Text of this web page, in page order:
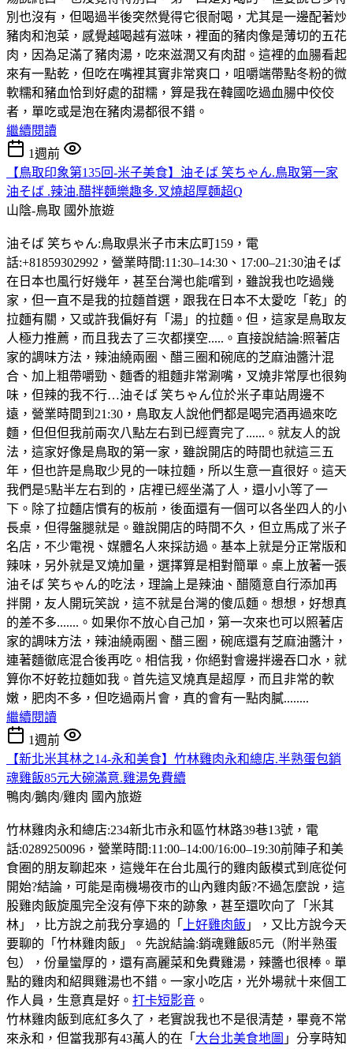
別也沒有，但喝過半後突然覺得它很耐喝，尤其是一邊配著炒
豬肉和泡菜，感覺越喝越有滋味，裡面的豬肉像是薄切的五花
肉，因為足滿了豬肉湯，吃來滋潤又有肉甜。這裡的血腸看起
來有一點乾，但吃在嘴裡其實非常爽口，咀嚼端帶點冬粉的微
軟糯和豬血恰到好處的甜糯，算是我在韓國吃過血腸中佼佼
者，單吃或是泡在豬肉湯都很不錯。
繼續閱讀
1週前
【鳥取印象第135回-米子美食】油そば 笑ちゃん.鳥取第一家
油そば .辣油.醋拌麵樂趣多.叉燒超厚麵超Q
山陰-鳥取 國外旅遊
油そば 笑ちゃん:鳥取県米子市末広町159，電
話:+81859302992，營業時間:11:30–14:30、17:00–21:30油そば
在日本也風行好幾年，甚至台灣也能嚐到，雖說我也吃過幾
家，但一直不是我的拉麵首選，跟我在日本不太愛吃「乾」的
拉麵有關，又或許我偏好有「湯」的拉麵。但，這家是鳥取友
人極力推薦，而且我去了三次都撲空.....。直接說結論:照著店
家的調味方法，辣油繞兩圈、醋三圈和碗底的芝麻油醬汁混
合、加上粗帶嚼勁、麵香的粗麵非常涮嘴，叉燒非常厚也很夠
味，但辣的我不行…油そば 笑ちゃん位於米子車站周邊不
遠，營業時間到21:30，鳥取友人說他們都是喝完酒再過來吃
麵，但但但我前兩次八點左右到已經賣完了......。就友人的說
法，這家好像是鳥取的第一家，雖說開店的時間也就這三五
年，但也許是鳥取少見的一味拉麵，所以生意一直很好。這天
我們是5點半左右到的，店裡已經坐滿了人，還小小等了一
下。除了拉麵店慣有的板前，後面還有一個可以各坐四人的小
長桌，但得盤腿就是。雖說開店的時間不久，但立馬成了米子
名店，不少電視、媒體名人來採訪過。基本上就是分正常版和
辣味，另外就是叉燒加量，選擇算是相對簡單。桌上放著一張
油そば 笑ちゃん的吃法，理論上是辣油、醋隨意自行添加再
拌開，友人開玩笑說，這不就是台灣的傻瓜麵。想想，好想真
的差不多.......。如果你不放心自己加，第一次來也可以照著店
家的調味方法，辣油繞兩圈、醋三圈，碗底還有芝麻油醬汁，
連著麵徹底混合後再吃。相信我，你絕對會邊拌邊吞口水，就
算你不好乾拉麵如我。首先這叉燒真是超厚，而且非常的軟
嫩，肥肉不多，但吃過兩片會，真的會有一點肉膩........
繼續閱讀
1週前
【新北米其林之14-永和美食】竹林雞肉永和總店.半熟蛋包銷
魂雞飯85元大碗滿意.雞湯免費續
鴨肉/鵝肉/雞肉 國內旅遊
竹林雞肉永和總店:234新北市永和區竹林路39巷13號，電
話:0289250096，營業時間:11:00–14:00/16:00–19:30前陣子和美
食圈的朋友聊起來，這幾年在台北風行的雞肉飯模式到底從何
開始?結論，可能是南機場夜市的山內雞肉飯?不過怎麼說，這
股雞肉飯旋風完全沒有停下來的跡象，甚至還吹向了「米其
林」，比方說之前我分享過的「
上好雞肉飯 」，又比方說今天
要聊的「竹林雞肉飯」。先說結論:銷魂雞飯85元（附半熟蛋
包），份量蠻厚的，還有高麗菜和免費雞湯，辣醬也很棒。單
點的雞肉和紹興雞湯也不錯。一家小吃店，光外場就十來個工
作人員，生意真是好。 打卡短影音 。
竹林雞肉飯到底紅多久了，老實說我也不是很清楚，畢竟不常
來永和，但當我那有43萬人的在「 大台北美食地圖 」分享時知